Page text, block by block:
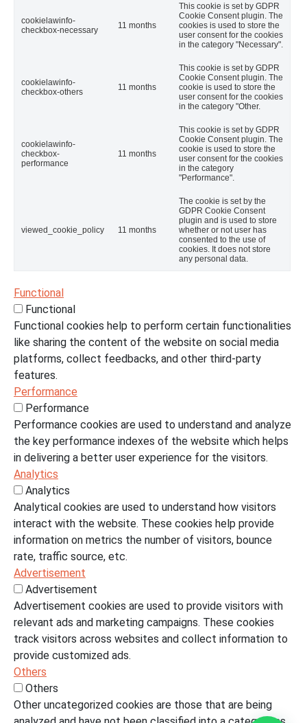
cookielawinfo-
checkbox-necessary
11 months
This cookie is set by GDPR
Cookie Consent plugin. The
cookies is used to store the
user consent for the cookies
in the category "Necessary".
cookielawinfo-
checkbox-others
11 months
This cookie is set by GDPR
Cookie Consent plugin. The
cookie is used to store the
user consent for the cookies
in the category "Other.
cookielawinfo-
checkbox-
performance
11 months
This cookie is set by GDPR
Cookie Consent plugin. The
cookie is used to store the
user consent for the cookies
in the category
"Performance".
viewed_cookie_policy 11 months
The cookie is set by the
GDPR Cookie Consent
plugin and is used to store
whether or not user has
consented to the use of
cookies. It does not store
any personal data.
Functional
Functional
Functional cookies help to perform certain functionalities
like sharing the content of the website on social media
platforms, collect feedbacks, and other third-party
features.
Performance
Performance
Performance cookies are used to understand and analyze
the key performance indexes of the website which helps
in delivering a better user experience for the visitors.
Analytics
Analytics
Analytical cookies are used to understand how visitors
interact with the website. These cookies help provide
information on metrics the number of visitors, bounce
rate, traffic source, etc.
Advertisement
Advertisement
Advertisement cookies are used to provide visitors with
relevant ads and marketing campaigns. These cookies
track visitors across websites and collect information to
provide customized ads.
Others
Others
Other uncategorized cookies are those that are being